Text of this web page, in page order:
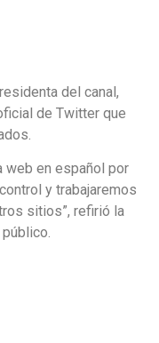
del canal,
de Twitter que
web en español por
y trabajaremos
sitios”, refirió la